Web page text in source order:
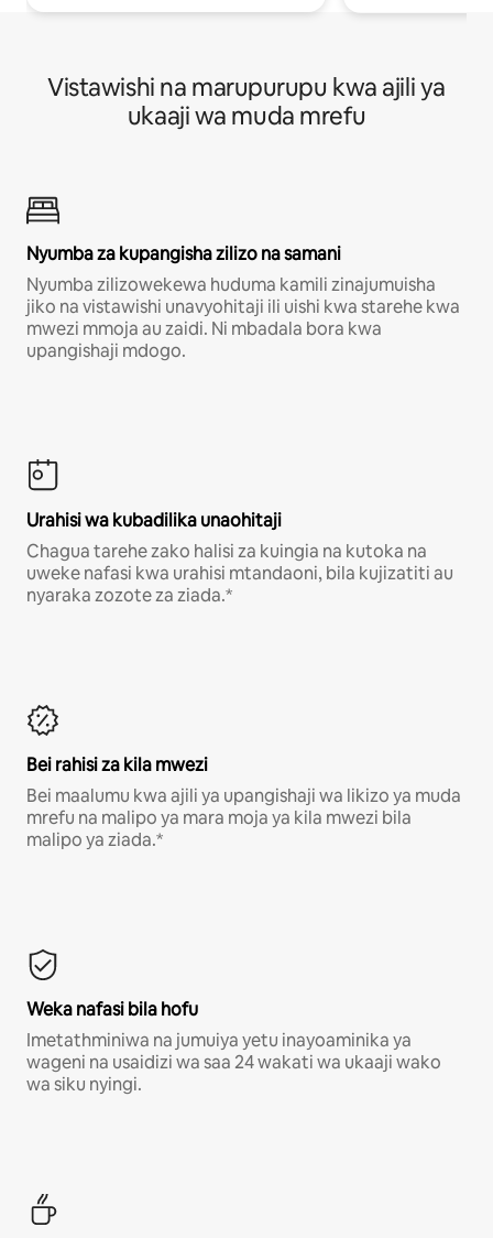
Vistawishi na marupurupu kwa ajili ya
ukaaji wa muda mrefu
Nyumba za kupangisha zilizo na samani
Nyumba zilizowekewa huduma kamili zinajumuisha
jiko na vistawishi unavyohitaji ili uishi kwa starehe kwa
mwezi mmoja au zaidi. Ni mbadala bora kwa
upangishaji mdogo.
Urahisi wa kubadilika unaohitaji
Chagua tarehe zako halisi za kuingia na kutoka na
uweke nafasi kwa urahisi mtandaoni, bila kujizatiti au
nyaraka zozote za ziada.*
Bei rahisi za kila mwezi
Bei maalumu kwa ajili ya upangishaji wa likizo ya muda
mrefu na malipo ya mara moja ya kila mwezi bila
malipo ya ziada.*
Weka nafasi bila hofu
Imetathminiwa na jumuiya yetu inayoaminika ya
wageni na usaidizi wa saa 24 wakati wa ukaaji wako
wa siku nyingi.